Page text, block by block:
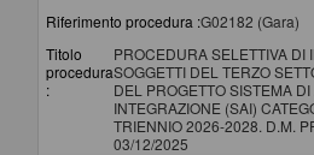
Riferimento procedura :G02182 (Gara)
Titolo
procedura
:
PROCEDURA SELETTIVA DI
SOGGETTI DEL TERZO
DEL PROGETTO SISTEMA
INTEGRAZIONE (SAI)
TRIENNIO 2026-2028. D.M.
03/12/2025